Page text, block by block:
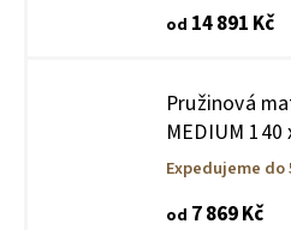
od 14 891 Kč
Pružinová
MEDIUM 140
Expedujeme do
od 7 869 Kč